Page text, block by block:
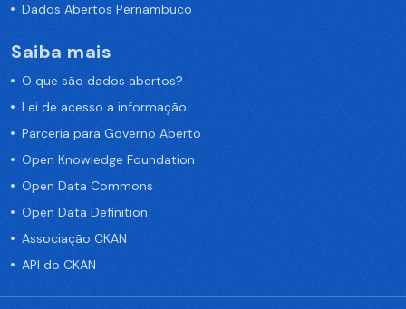
Dados Abertos Pernambuco
Saiba mais
O que são dados abertos?
Lei de acesso a informação
Parceria para Governo Aberto
Open Knowledge Foundation
Open Data Commons
Open Data Definition
Associação CKAN
API do CKAN